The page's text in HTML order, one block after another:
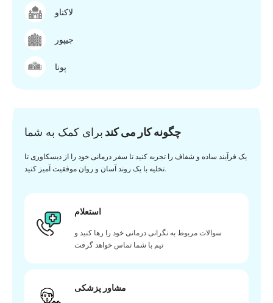
لاکناو
جیپور
پونا
چگونه کار می کند برای کمک به شما
یک فرآیند ساده و شفاف را تجربه کنید تا سفر درمانی خود را از دیسکاوری تا
تخلیه با یک روند آسان و روان موفقیت آمیز کنید.
استعلام
سوالات مربوط به نگرانی درمانی خود را رها کنید و
تیم با شما تماس خواهد گرفت
مشاور پزشکی